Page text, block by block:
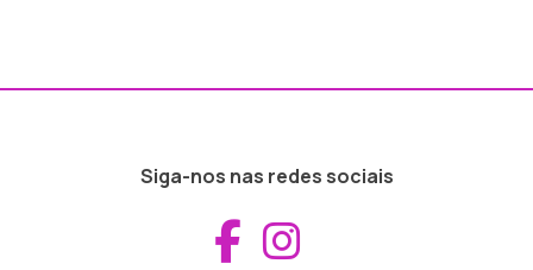
Siga-nos nas redes sociais
Aceder ao